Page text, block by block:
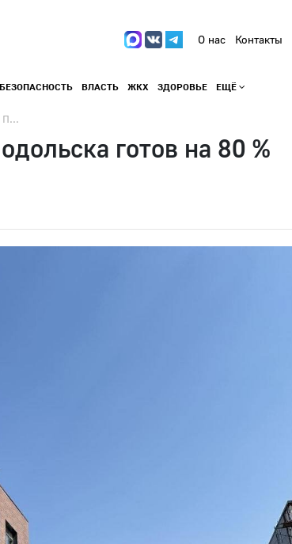
О нас Контакты
БЕЗОПАСНОСТЬ ВЛАСТЬ ЖКХ ЗДОРОВЬЕ ЕЩЁ
П...
готов на 80 %